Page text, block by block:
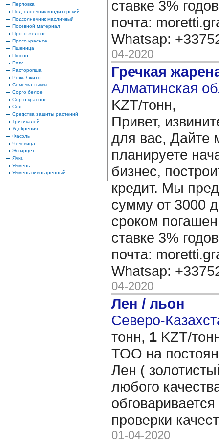
Перловка
Подсолнечник кондитерский
Подсолнечник масличный
Посевной материал
Просо желтое
Просо красное
Пшеница
Пшоно
Рапс
Расторопша
Рожь / жито
Семечка тыквы
Сорго белое
Сорго красное
Соя
Средства защиты растений
Тритикалей
Удобрения
Фасоль
Чечевица
Эспарцет
Ячка
Ячмень
Ячмень пивоваренный
ставке 3%
почта:
Whatsap:
04-2020
Гречкая
Алматинская
KZT/тонн,
Привет,
для вас, Дайте
планируете
бизнес,
кредит. Мы
сумму от 3000
сроком
ставке 3%
почта:
Whatsap:
04-2020
Лен / льон
Северо-
тонн, 1 KZT/
ТОО на
Лен (
любого
проверки
01-04-2020